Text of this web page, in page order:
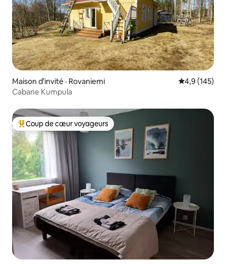
Maison d'invité · Rovaniemi Note
4,9 (145)
Cabane Kumpula
Coup de cœur voyageurs parmi les plus aimés
Coup de cœur voyageurs